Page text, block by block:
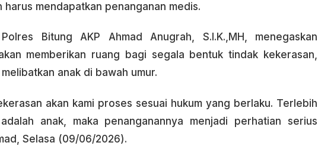
harus mendapatkan penanganan medis.
Bitung AKP Ahmad Anugrah, S.I.K.,MH, menegaskan
memberikan ruang bagi segala bentuk tindak kekerasan,
anak di bawah umur.
akan kami proses sesuai hukum yang berlaku. Terlebih
anak, maka penanganannya menjadi perhatian serius
Selasa (09/06/2026).